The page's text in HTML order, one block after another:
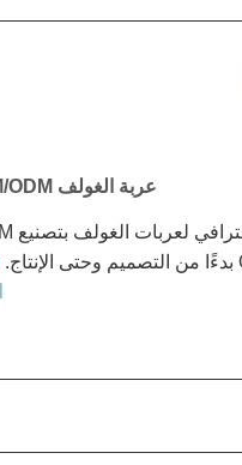
عربة الغولف OEM/ODM